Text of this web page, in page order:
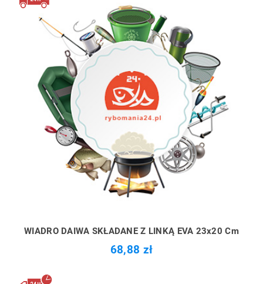
WIADRO DAIWA SKŁADANE Z LINKĄ EVA 23x20 Cm
68,88 zł